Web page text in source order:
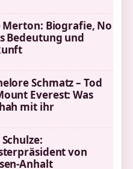
Merton: Biografie, No
Bedeutung und
Schmatz – Tod
Everest: Was
mit ihr
von
Anhalt